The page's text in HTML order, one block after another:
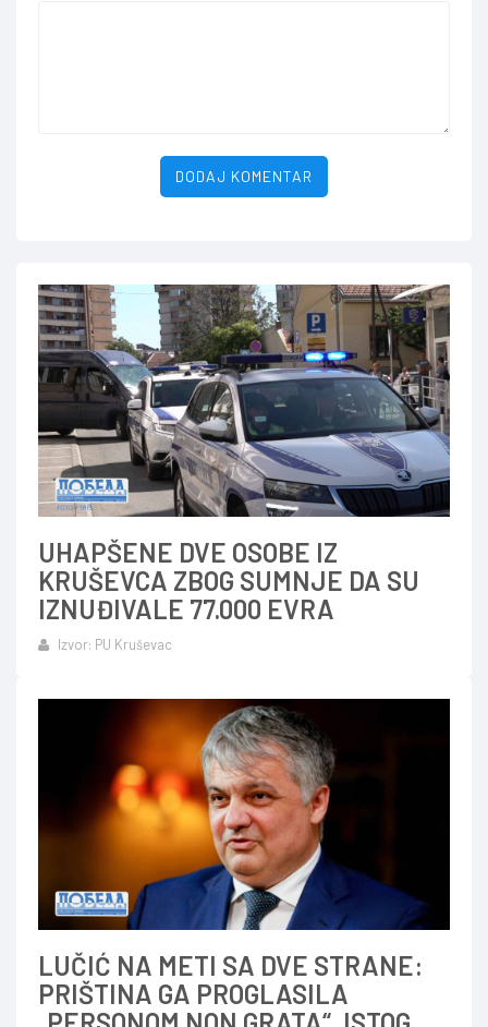
DODAJ KOMENTAR
UHAPŠENE DVE OSOBE IZ
KRUŠEVCA ZBOG SUMNJE DA SU
IZNUĐIVALE 77.000 EVRA
Izvor: PU Kruševac
LUČIĆ NA METI SA DVE STRANE:
PRIŠTINA GA PROGLASILA